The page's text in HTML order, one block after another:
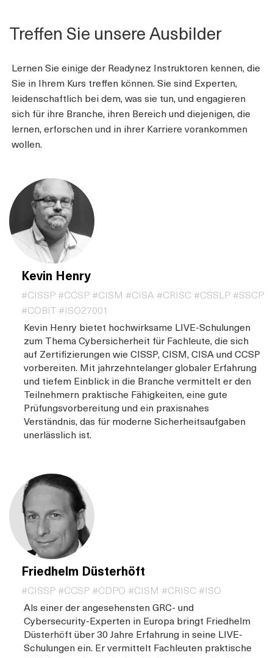
Treffen Sie unsere Ausbilder
Lernen Sie einige der Readynez Instruktoren kennen, die
Sie in Ihrem Kurs treffen können. Sie sind Experten,
leidenschaftlich bei dem, was sie tun, und engagieren
sich für ihre Branche, ihren Bereich und diejenigen, die
lernen, erforschen und in ihrer Karriere vorankommen
wollen.
Kevin Henry
#CISSP #CCSP #CISM #CISA #CRISC #CSSLP #SSCP
#COBIT #ISO27001
Kevin Henry bietet hochwirksame LIVE-Schulungen
zum Thema Cybersicherheit für Fachleute, die sich
auf Zertifizierungen wie CISSP, CISM, CISA und CCSP
vorbereiten. Mit jahrzehntelanger globaler Erfahrung
und tiefem Einblick in die Branche vermittelt er den
Teilnehmern praktische Fähigkeiten, eine gute
Prüfungsvorbereitung und ein praxisnahes
Verständnis, das für moderne Sicherheitsaufgaben
unerlässlich ist.
Friedhelm Düsterhöft
#CISSP #CCSP #CDPO #CISM #CRISC #ISO
Als einer der angesehensten GRC- und
Cybersecurity-Experten in Europa bringt Friedhelm
Düsterhöft über 30 Jahre Erfahrung in seine LIVE-
Schulungen ein. Er vermittelt Fachleuten praktische